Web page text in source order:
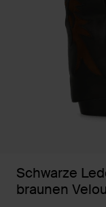
Schwarze
braunen